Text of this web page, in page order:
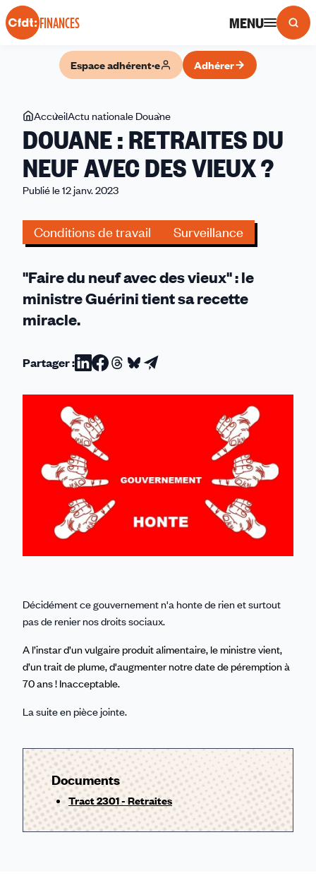
Panneau de gestion des cookies
FINANCES MENU
Espace adhérent·e Adhérer
Vous
êtes
ici
AccueilActu nationale Douane
RETRAITES
DU
DES
VIEUX
DOUANE : RETRAITES DU
NEUF AVEC DES VIEUX ?
Publié le 12 janv. 2023
Conditions de travail Surveillance
"Faire du neuf avec des vieux" : le
ministre Guérini tient sa recette
miracle.
Partager :Partager
sur
Linkedin
Partager
sur
Facebook
Partager
sur
Partager
sur
Partager
par
Décidément ce gouvernement n'a honte de rien et surtout
pas de renier nos droits sociaux.
A l’instar d’un vulgaire produit alimentaire, le ministre vient,
d’un trait de plume, d'augmenter notre date de péremption à
70 ans ! Inacceptable.
La suite en pièce jointe.
Documents
Tract 2301 - Retraites